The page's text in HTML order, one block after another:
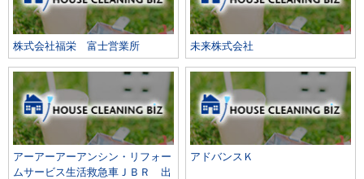
株式会社福栄 富士営業所 未来株式会社
アーアーアーアンシン・リフォー
ムサービス生活救急車ＪＢＲ 出
アドバンスＫ